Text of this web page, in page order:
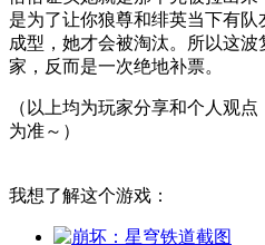
是为了让你狼尊和绯英当下有
成型，她才会被淘汰。所以这
家，反而是一次绝地补票。
（以上均为玩家分享和个人观
为准～）
我想了解这个游戏：